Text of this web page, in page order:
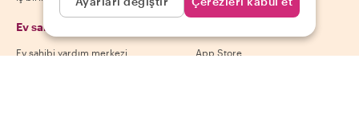
Ev sahipleri
Ev sahibi yardım merkezi
App Store